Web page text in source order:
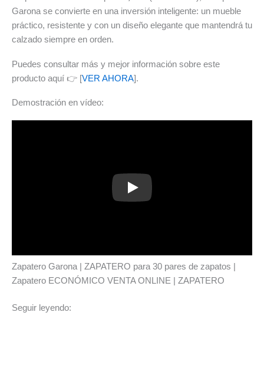
Garona se convierte en una inversión inteligente: un mueble
práctico, resistente y con un diseño elegante que mantendrá tu
calzado siempre en orden.
Puedes consultar más y mejor información sobre este
producto aquí 👉 [VER AHORA].
Demostración en vídeo:
Play
Zapatero Garona | ZAPATERO para 30 pares de zapatos |
Zapatero ECONÓMICO VENTA ONLINE | ZAPATERO
Seguir leyendo: